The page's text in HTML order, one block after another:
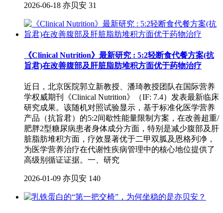
2026-06-18 亦贝安 31
《Clinical Nutrition》最新研究 : 5:2轻断食代餐方案(抗
旨君)在改善腹部及肝脏脂肪堆积方面优于药物治疗
近日，北京医院郭立新教授、潘琦教授团队在国际营养
学权威期刊《Clinical Nutrition》（IF: 7.4）发表最新临床
研究成果。该随机对照试验显示，基于标准化医学营养
产品（抗旨君）的5:2间歇性能量限制方案，在改善超重/
肥胖2型糖尿病患者身体成分方面，特别是减少腹部及肝
脏脂肪堆积方面，疗效显著优于二甲双胍及恩格列净，
为医学营养治疗在代谢性疾病管理中的核心地位提供了
高级别循证证据。一、研究
2026-01-09 亦贝安 140